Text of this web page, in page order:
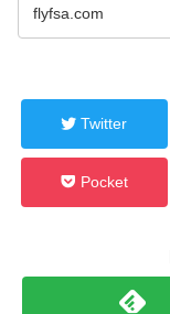
flyfsa.com
Twitter
Pocket